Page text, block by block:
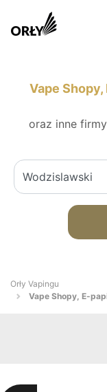
Vape
oraz inne
Orły Vapingu
Vape Shopy, E-